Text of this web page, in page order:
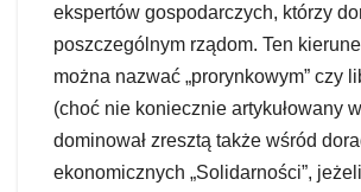
ekspertów gospodarczych, którzy
poszczególnym rządom. Ten
można nazwać „prorynkowym” czy
(choć nie koniecznie artykułowany
dominował zresztą także wśród
ekonomicznych „Solidarności”,